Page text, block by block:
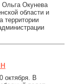
Окунева
области и
территории
октября. В